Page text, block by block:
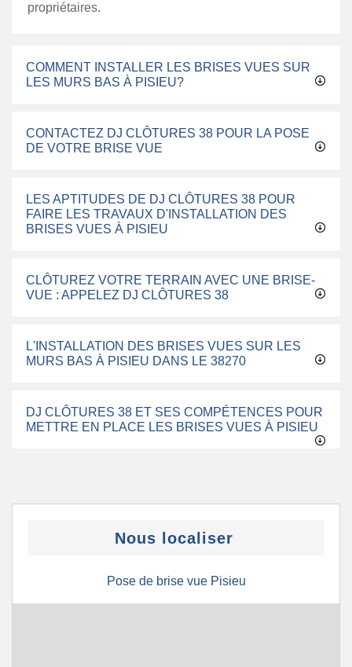
propriétaires.
COMMENT INSTALLER LES BRISES VUES SUR
LES MURS BAS À PISIEU?
CONTACTEZ DJ CLÔTURES 38 POUR LA POSE
DE VOTRE BRISE VUE
LES APTITUDES DE DJ CLÔTURES 38 POUR
FAIRE LES TRAVAUX D'INSTALLATION DES
BRISES VUES À PISIEU
CLÔTUREZ VOTRE TERRAIN AVEC UNE BRISE-
VUE : APPELEZ DJ CLÔTURES 38
L'INSTALLATION DES BRISES VUES SUR LES
MURS BAS À PISIEU DANS LE 38270
DJ CLÔTURES 38 ET SES COMPÉTENCES POUR
METTRE EN PLACE LES BRISES VUES À PISIEU
Nous localiser
Pose de brise vue Pisieu